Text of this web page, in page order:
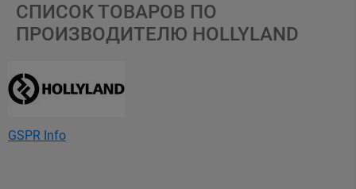
СПИСОК ТОВАРОВ ПО
ПРОИЗВОДИТЕЛЮ HOLLYLAND
GSPR Info